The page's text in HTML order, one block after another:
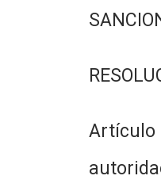
Artículo